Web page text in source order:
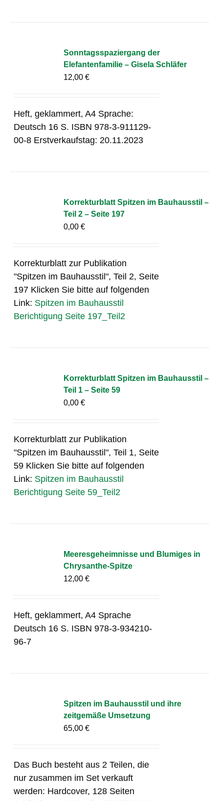
Sonntagsspaziergang der
Elefantenfamilie – Gisela Schläfer
12,00€
Heft, geklammert, A4 Sprache:
Deutsch 16 S. ISBN 978-3-911129-
00-8 Erstverkaufstag: 20.11.2023
Korrekturblatt Spitzen im Bauhausstil –
Teil 2 – Seite 197
0,00€
Korrekturblatt zur Publikation
"Spitzen im Bauhausstil", Teil 2, Seite
197 Klicken Sie bitte auf folgenden
Link: Spitzen im Bauhausstil
Berichtigung Seite 197_Teil2
Korrekturblatt Spitzen im Bauhausstil –
Teil 1 – Seite 59
0,00€
Korrekturblatt zur Publikation
"Spitzen im Bauhausstil", Teil 1, Seite
59 Klicken Sie bitte auf folgenden
Link: Spitzen im Bauhausstil
Berichtigung Seite 59_Teil2
Meeresgeheimnisse und Blumiges in
Chrysanthe-Spitze
12,00€
Heft, geklammert, A4 Sprache
Deutsch 16 S. ISBN 978-3-934210-
96-7
Spitzen im Bauhausstil und ihre
zeitgemäße Umsetzung
65,00€
Das Buch besteht aus 2 Teilen, die
nur zusammen im Set verkauft
werden: Hardcover, 128 Seiten